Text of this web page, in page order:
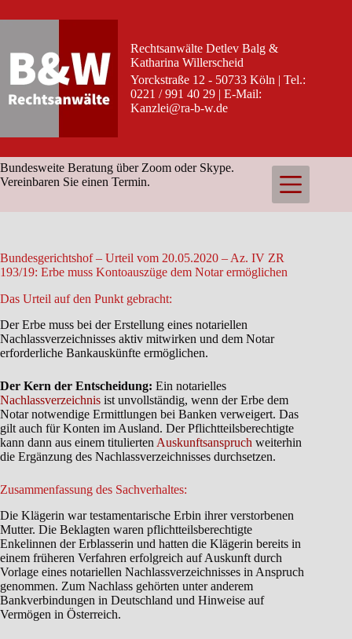
Inhalt
Rechtsanwälte Detlev Balg &
Katharina Willerscheid
Yorckstraße 12 - 50733 Köln | Tel.:
0221 / 991 40 29 | E-Mail:
Kanzlei@ra-b-w.de
Bundesweite Beratung über Zoom oder Skype.
Vereinbaren Sie einen Termin.
Bundesgerichtshof – Urteil vom 20.05.2020 – Az. IV ZR
193/19: Erbe muss Kontoauszüge dem Notar ermöglichen
Das Urteil auf den Punkt gebracht:
Der Erbe muss bei der Erstellung eines notariellen
Nachlassverzeichnisses aktiv mitwirken und dem Notar
erforderliche Bankauskünfte ermöglichen.
Der Kern der Entscheidung: Ein notarielles
Nachlassverzeichnis ist unvollständig, wenn der Erbe dem
Notar notwendige Ermittlungen bei Banken verweigert. Das
gilt auch für Konten im Ausland. Der Pflichtteilsberechtigte
kann dann aus einem titulierten Auskunftsanspruch weiterhin
die Ergänzung des Nachlassverzeichnisses durchsetzen.
Zusammenfassung des Sachverhaltes:
Die Klägerin war testamentarische Erbin ihrer verstorbenen
Mutter. Die Beklagten waren pflichtteilsberechtigte
Enkelinnen der Erblasserin und hatten die Klägerin bereits in
einem früheren Verfahren erfolgreich auf Auskunft durch
Vorlage eines notariellen Nachlassverzeichnisses in Anspruch
genommen. Zum Nachlass gehörten unter anderem
Bankverbindungen in Deutschland und Hinweise auf
Vermögen in Österreich.